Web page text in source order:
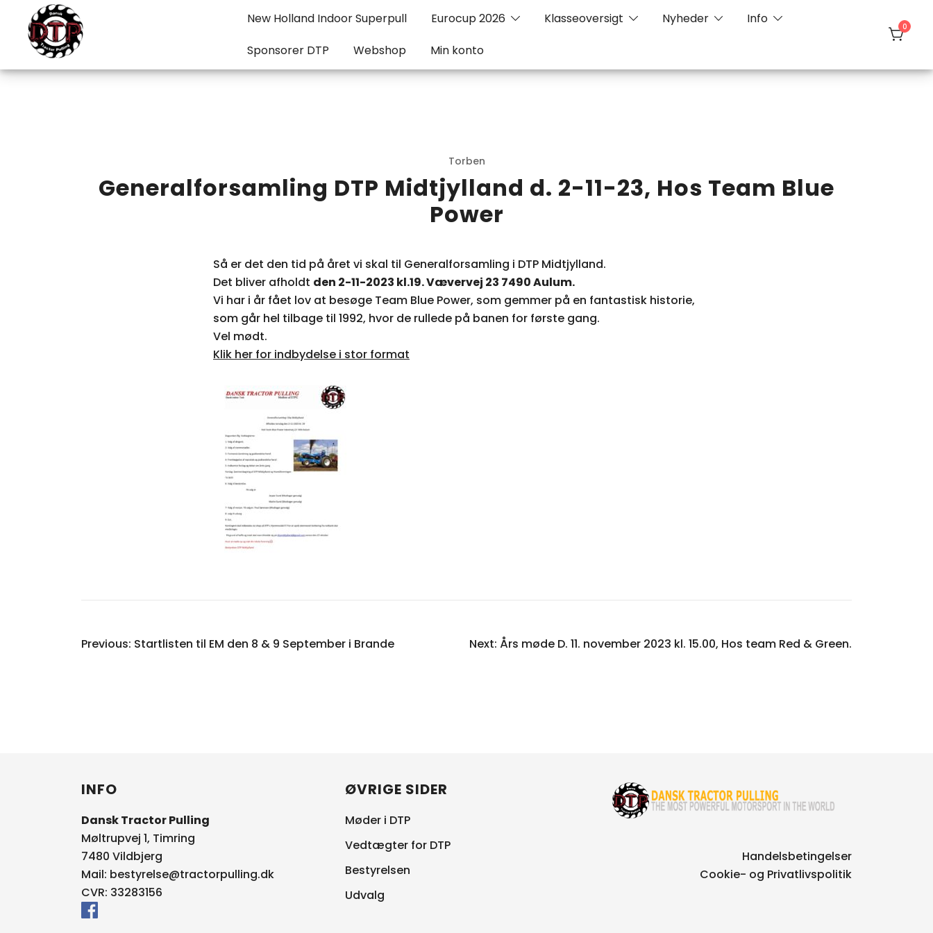
DANSK TRACTOR PULLING
The most powerful motorsport in the world
New Holland Indoor Superpull Eurocup 2026 Klasseoversigt Nyheder
Info
Sponsorer DTP
Webshop Min konto
0
Torben
Generalforsamling DTP Midtjylland d. 2-11-23, Hos Team Blue
Power
Så er det den tid på året vi skal til Generalforsamling i DTP Midtjylland.
Det bliver afholdt den 2-11-2023 kl.19. Vævervej 23 7490 Aulum.
Vi har i år fået lov at besøge Team Blue Power, som gemmer på en fantastisk historie,
som går hel tilbage til 1992, hvor de rullede på banen for første gang.
Vel mødt.
Klik her for indbydelse i stor format
INDLÆGSNAVIGATION
Previous: Startlisten til EM den 8 & 9 September i Brande Next: Års møde D. 11. november 2023 kl. 15.00, Hos team Red & Green.
INFO
Dansk Tractor Pulling
Møltrupvej 1, Timring
7480 Vildbjerg
Mail: bestyrelse@tractorpulling.dk
CVR: 33283156
ØVRIGE SIDER
Møder i DTP
Vedtægter for DTP
Bestyrelsen
Udvalg
Handelsbetingelser
Cookie- og Privatlivspolitik